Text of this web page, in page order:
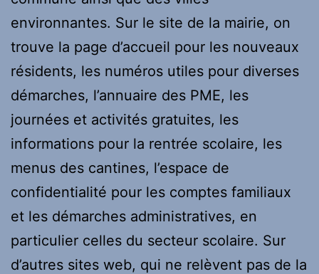
environnantes. Sur le site de la mairie, on
trouve la page d’accueil pour les nouveaux
résidents, les numéros utiles pour diverses
démarches, l’annuaire des PME, les
journées et activités gratuites, les
informations pour la rentrée scolaire, les
menus des cantines, l’espace de
confidentialité pour les comptes familiaux
et les démarches administratives, en
particulier celles du secteur scolaire. Sur
d’autres sites web, qui ne relèvent pas de la